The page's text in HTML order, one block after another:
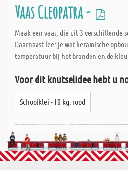
Vaas Cleopatra -
Maak een vaas, die uit 3 verschillende
Daarnaast leer je wat keramische
temperatuur bij het branden en de
Voor dit knutselidee hebt u
Schoolklei - 10 kg, rood